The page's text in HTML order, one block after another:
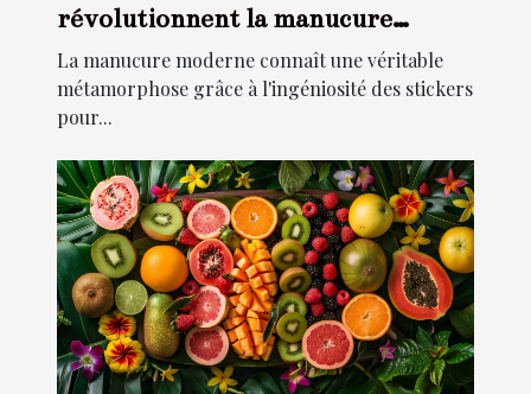
révolutionnent la manucure
moderne
La manucure moderne connaît une véritable
métamorphose grâce à l'ingéniosité des stickers
pour...